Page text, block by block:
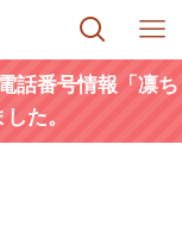
話番号情報「凛ち
た。